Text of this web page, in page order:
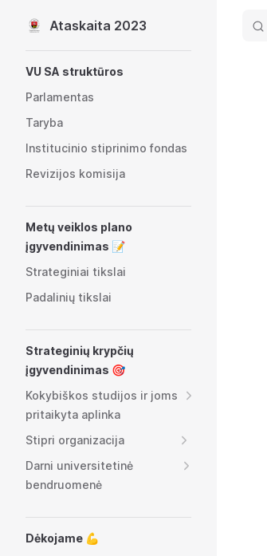
Skip to content
Ataskaita 2023
VU SA struktūros
Parlamentas
Taryba
Institucinio stiprinimo fondas
Revizijos komisija
Metų veiklos plano
įgyvendinimas 📝
Strateginiai tikslai
Padalinių tikslai
Strateginių krypčių
įgyvendinimas 🎯
Kokybiškos studijos ir joms
pritaikyta aplinka
Stipri organizacija
Darni universitetinė
bendruomenė
Dėkojame 💪